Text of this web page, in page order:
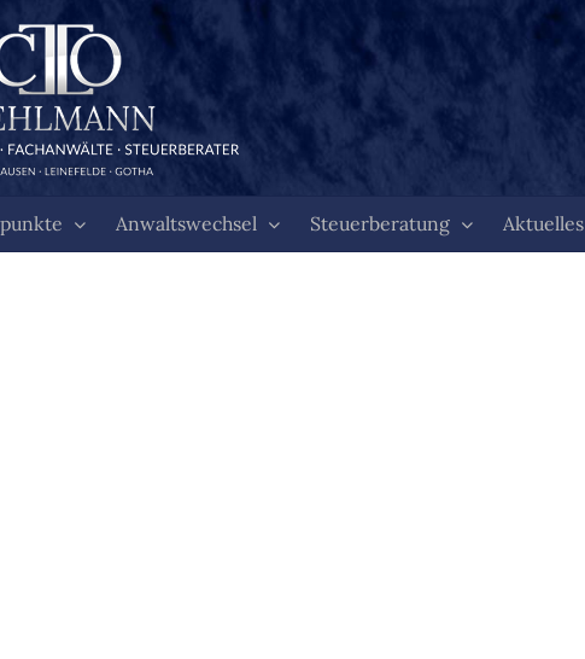
Anwaltswechsel Steuerberatung Aktuelles